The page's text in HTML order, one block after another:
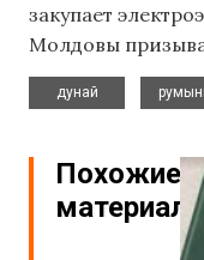
закупает
Молдовы
дунай
Похожие
материалы